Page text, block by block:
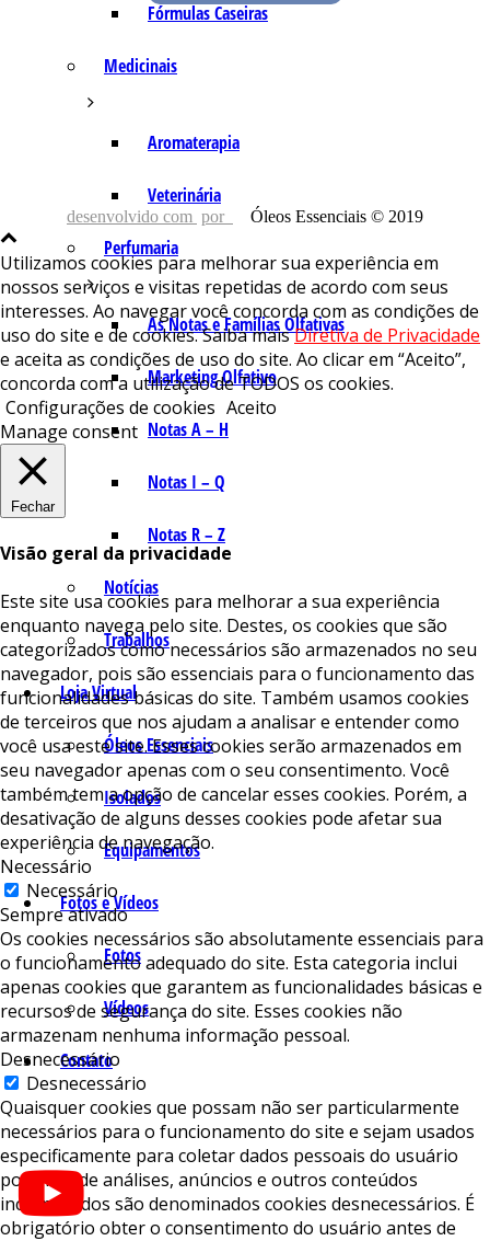
Fórmulas Caseiras
Medicinais
Aromaterapia
Veterinária
Perfumaria
As Notas e Famílias Olfativas
Marketing Olfativo
Notas A – H
Notas I – Q
Notas R – Z
Notícias
Trabalhos
Loja Virtual
Óleos Essenciais
Isolados
Equipamentos
Fotos e Vídeos
Fotos
Vídeos
Contato
desenvolvido com por Óleos Essenciais © 2019
Utilizamos cookies para melhorar sua experiência em
nossos serviços e visitas repetidas de acordo com seus
interesses. Ao navegar você concorda com as condições de
uso do site e de cookies. Saiba maisDiretiva de Privacidade
e aceita as condições de uso do site. Ao clicar em “Aceito”,
concorda com a utilização de TODOS os cookies.
Configurações de cookies Aceito
Manage consent
Fechar
Visão geral da privacidade
Este site usa cookies para melhorar a sua experiência
enquanto navega pelo site. Destes, os cookies que são
categorizados como necessários são armazenados no seu
navegador, pois são essenciais para o funcionamento das
funcionalidades básicas do site. Também usamos cookies
de terceiros que nos ajudam a analisar e entender como
você usa este site. Esses cookies serão armazenados em
seu navegador apenas com o seu consentimento. Você
também tem a opção de cancelar esses cookies. Porém, a
desativação de alguns desses cookies pode afetar sua
experiência de navegação.
Necessário
Necessário
Sempre ativado
Os cookies necessários são absolutamente essenciais para
o funcionamento adequado do site. Esta categoria inclui
apenas cookies que garantem as funcionalidades básicas e
recursos de segurança do site. Esses cookies não
armazenam nenhuma informação pessoal.
Desnecessário
Desnecessário
Quaisquer cookies que possam não ser particularmente
necessários para o funcionamento do site e sejam usados ​​
especificamente para coletar dados pessoais do usuário
por meio de análises, anúncios e outros conteúdos
incorporados são denominados cookies desnecessários. É
obrigatório obter o consentimento do usuário antes de